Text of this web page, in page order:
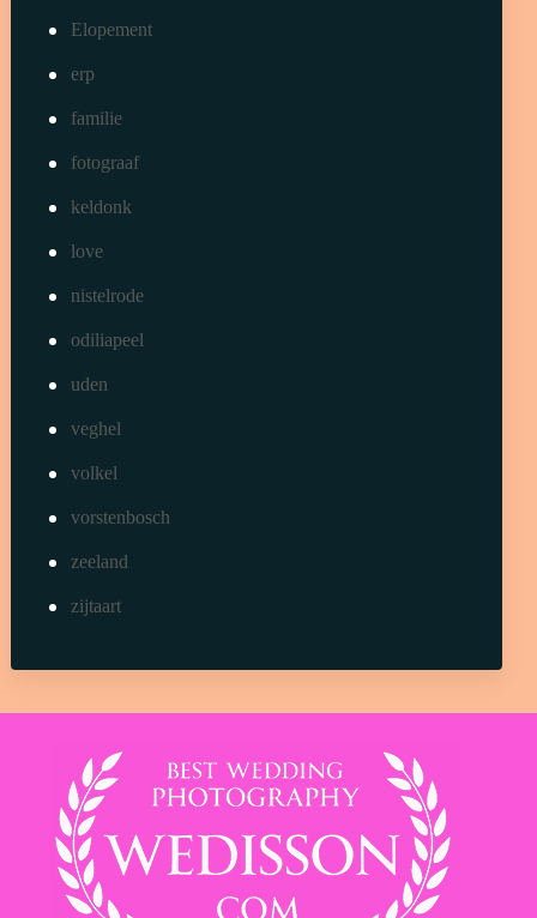
Elopement
erp
familie
fotograaf
keldonk
love
nistelrode
odiliapeel
uden
veghel
volkel
vorstenbosch
zeeland
zijtaart